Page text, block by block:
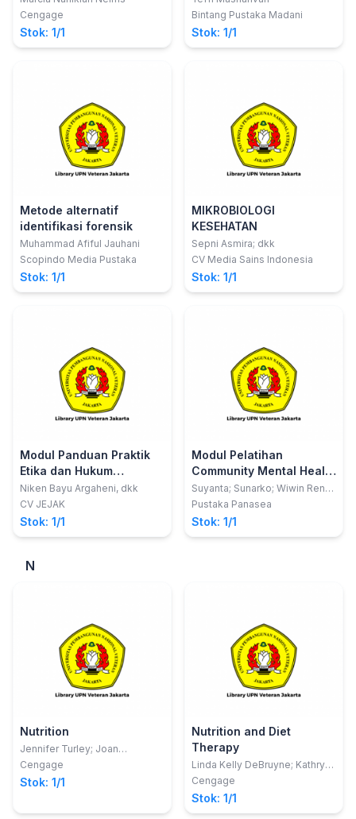
Cengage
Stok: 1/1
Bintang Pustaka Madani
Stok: 1/1
Metode alternatif
identifikasi forensik
Muhammad Afiful Jauhani
Scopindo Media Pustaka
Stok: 1/1
MIKROBIOLOGI
KESEHATAN
Sepni Asmira; dkk
CV Media Sains Indonesia
Stok: 1/1
Modul Panduan Praktik
Etika dan Hukum
Kesehatan
Niken Bayu Argaheni, dkk
CV JEJAK
Stok: 1/1
Modul Pelatihan
Community Mental Health
Nursing
Suyanta; Sunarko; Wiwin Reny
Rahmawati; Moh. Hanafi.
Pustaka Panasea
Stok: 1/1
N
Nutrition
Jennifer Turley; Joan
Thompson
Cengage
Stok: 1/1
Nutrition and Diet
Therapy
Linda Kelly DeBruyne; Kathryn
Pinna;
Cengage
Stok: 1/1